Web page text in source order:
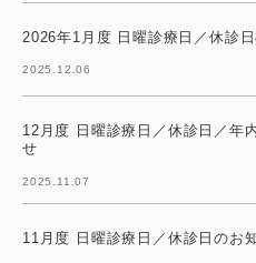
2026年1月度 日曜診療日／休診
2025.12.06
12月度 日曜診療日／休診日／年
せ
2025.11.07
11月度 日曜診療日／休診日のお